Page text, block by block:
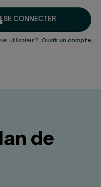
SE CONNECTER
utilisateur? Ouvrir un compte
de